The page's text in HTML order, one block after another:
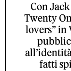
Con
Twenty
lovers” in
fatti